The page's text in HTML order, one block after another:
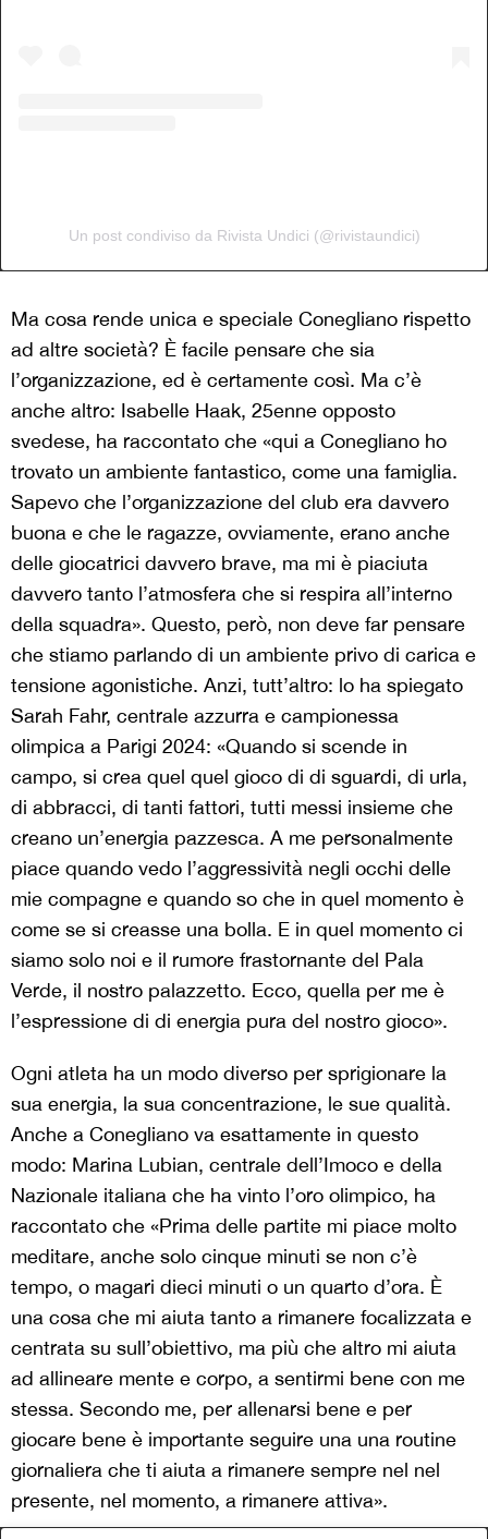
Un post condiviso da Rivista Undici (@rivistaundici)
Ma cosa rende unica e speciale Conegliano rispetto
ad altre società? È facile pensare che sia
l’organizzazione, ed è certamente così. Ma c’è
anche altro: Isabelle Haak, 25enne opposto
svedese, ha raccontato che «qui a Conegliano ho
trovato un ambiente fantastico, come una famiglia.
Sapevo che l’organizzazione del club era davvero
buona e che le ragazze, ovviamente, erano anche
delle giocatrici davvero brave, ma mi è piaciuta
davvero tanto l’atmosfera che si respira all’interno
della squadra». Questo, però, non deve far pensare
che stiamo parlando di un ambiente privo di carica e
tensione agonistiche. Anzi, tutt’altro: lo ha spiegato
Sarah Fahr, centrale azzurra e campionessa
olimpica a Parigi 2024: «Quando si scende in
campo, si crea quel quel gioco di di sguardi, di urla,
di abbracci, di tanti fattori, tutti messi insieme che
creano un’energia pazzesca. A me personalmente
piace quando vedo l’aggressività negli occhi delle
mie compagne e quando so che in quel momento è
come se si creasse una bolla. E in quel momento ci
siamo solo noi e il rumore frastornante del Pala
Verde, il nostro palazzetto. Ecco, quella per me è
l’espressione di di energia pura del nostro gioco».
Ogni atleta ha un modo diverso per sprigionare la
sua energia, la sua concentrazione, le sue qualità.
Anche a Conegliano va esattamente in questo
modo: Marina Lubian, centrale dell’Imoco e della
Nazionale italiana che ha vinto l’oro olimpico, ha
raccontato che «Prima delle partite mi piace molto
meditare, anche solo cinque minuti se non c’è
tempo, o magari dieci minuti o un quarto d’ora. È
una cosa che mi aiuta tanto a rimanere focalizzata e
centrata su sull’obiettivo, ma più che altro mi aiuta
ad allineare mente e corpo, a sentirmi bene con me
stessa. Secondo me, per allenarsi bene e per
giocare bene è importante seguire una una routine
giornaliera che ti aiuta a rimanere sempre nel nel
presente, nel momento, a rimanere attiva».